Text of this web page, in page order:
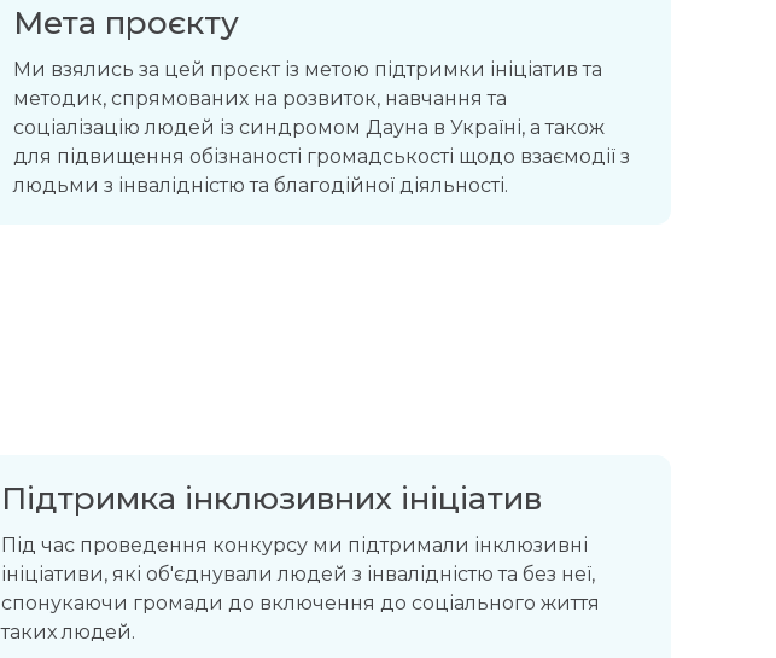
Мета проєкту
Ми взялись за цей проєкт із метою підтримки ініціатив та
методик, спрямованих на розвиток, навчання та
соціалізацію людей із синдромом Дауна в Україні, а також
для підвищення обізнаності громадськості щодо взаємодії з
людьми з інвалідністю та благодійної діяльності.
Підтримка інклюзивних ініціатив
Під час проведення конкурсу ми підтримали інклюзивні
ініціативи, які об'єднували людей з інвалідністю та без неї,
спонукаючи громади до включення до соціального життя
таких людей.